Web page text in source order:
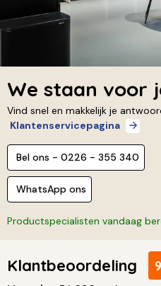
We staan voor
Vind snel en makkelijk je
Klantenservicepagina
Bel ons - 0226 - 355 340
WhatsApp ons
Productspecialisten vandaag
Klantbeoordeling